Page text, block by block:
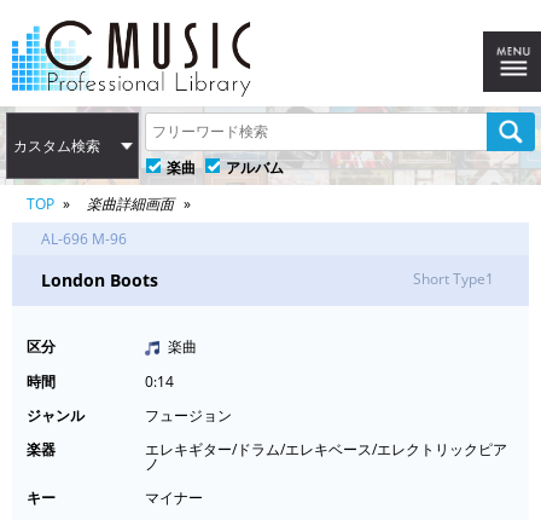
カスタム検索
楽曲
アルバム
TOP
楽曲詳細画面
AL-696 M-96
London Boots Short Type1
区分
楽曲
時間
0:14
ジャンル
フュージョン
楽器
エレキギター/ドラム/エレキベース/エレクトリックピア
ノ
キー
マイナー